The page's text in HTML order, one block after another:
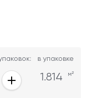
в упаковке
1.814 м²